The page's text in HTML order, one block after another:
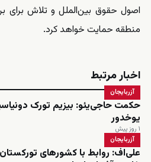
اصول حقوق بین‌الملل و تلاش برای
منطقه حمایت خواهد کرد.
اخبار مرتبط
آزربایجان
حکمت حاجی‌یئو: بیزیم تورک
یوخدور
۱ روز پیش
آزربایجان
علی‌اف: روابط با کشورهای